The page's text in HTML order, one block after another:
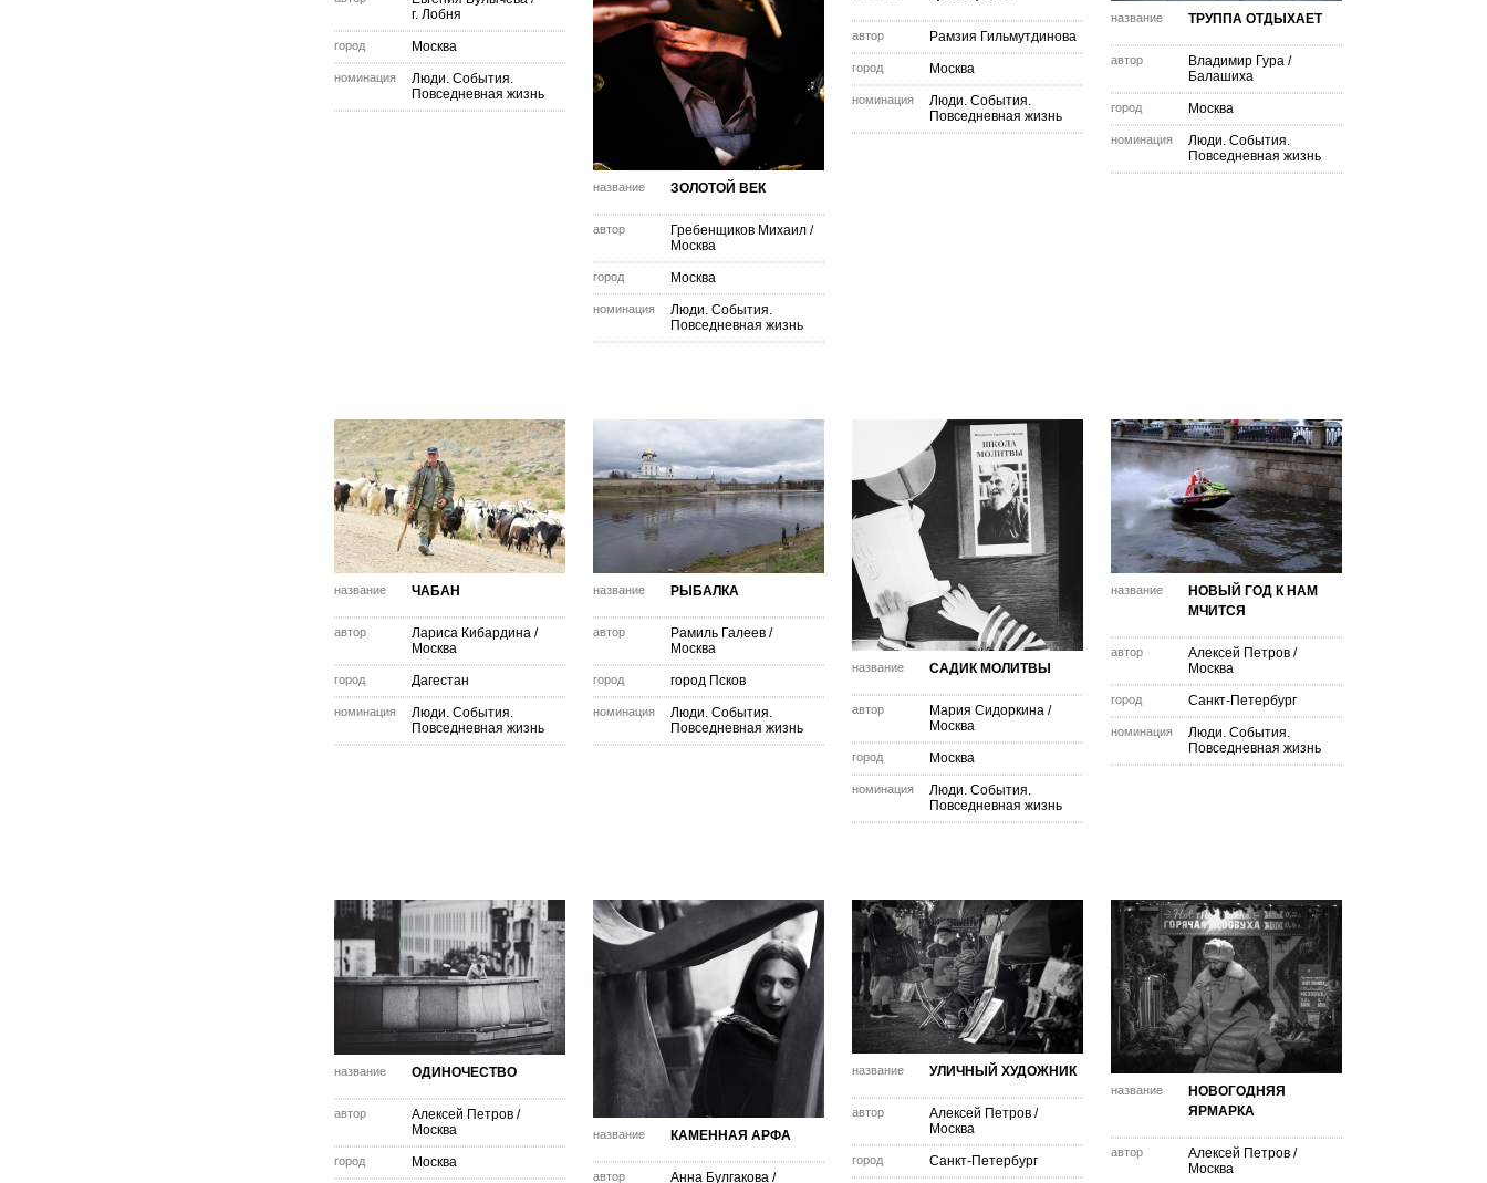
г. Лобня
город Москва
номинация
Люди. События.
Повседневная жизнь
название ЗОЛОТОЙ ВЕК
автор Гребенщиков Михаил /
Москва
город Москва
номинация
Люди. События.
Повседневная жизнь
автор Рамзия Гильмутдинова
город Москва
номинация
Люди. События.
Повседневная жизнь
название ТРУППА ОТДЫХАЕТ
автор Владимир Гура /
Балашиха
город Москва
номинация
Люди. События.
Повседневная жизнь
название ЧАБАН
автор Лариса Кибардина /
Москва
город Дагестан
номинация
Люди. События.
Повседневная жизнь
название РЫБАЛКА
автор Рамиль Галеев /
Москва
город город Псков
номинация
Люди. События.
Повседневная жизнь
название САДИК МОЛИТВЫ
автор Мария Сидоркина /
Москва
город Москва
номинация
Люди. События.
Повседневная жизнь
название
НОВЫЙ ГОД К НАМ
МЧИТСЯ
автор Алексей Петров /
Москва
город Санкт-Петербург
номинация
Люди. События.
Повседневная жизнь
название ОДИНОЧЕСТВО
автор Алексей Петров /
Москва
город Москва
название КАМЕННАЯ АРФА
автор Анна Булгакова /
название УЛИЧНЫЙ ХУДОЖНИК
автор Алексей Петров /
Москва
город Санкт-Петербург
название
НОВОГОДНЯЯ
ЯРМАРКА
автор Алексей Петров /
Москва